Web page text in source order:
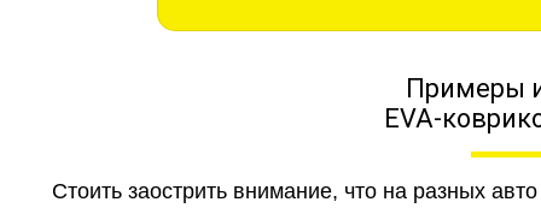
Примеры
EVA-
Стоить заострить внимание, что на разных